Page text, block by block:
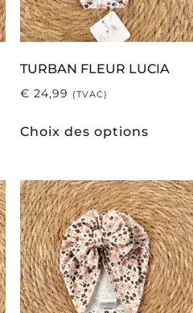
TURBAN FLEUR LUCIA
€ 24,99 (TVAC)
Choix des options